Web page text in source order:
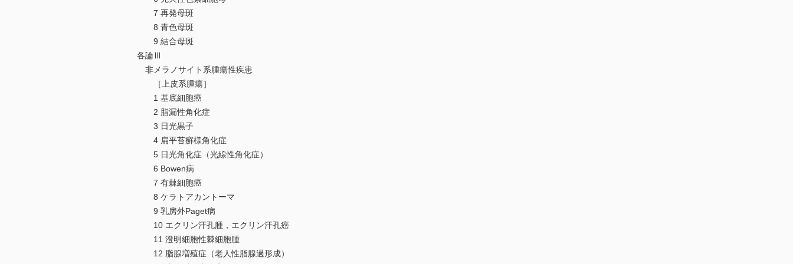
7 再発母斑
8 青色母斑
9 結合母斑
各論Ⅲ
非メラノサイト系腫瘍性疾患
［上皮系腫瘍］
1 基底細胞癌
2 脂漏性角化症
3 日光黒子
4 扁平苔癬様角化症
5 日光角化症（光線性角化症）
6 Bowen病
7 有棘細胞癌
8 ケラトアカントーマ
9 乳房外Paget病
10 エクリン汗孔腫，エクリン汗孔癌
11 澄明細胞性棘細胞腫
12 脂腺増殖症（老人性脂腺過形成）